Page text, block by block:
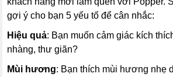
gợi ý cho bạn 5 yếu tố để cân nhắc:
Hiệu quả: Bạn muốn cảm giác kích
nhàng, thư giãn?
Mùi hương: Bạn thích mùi hương nhẹ